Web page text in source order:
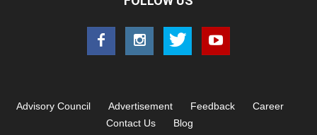
Advisory Council Advertisement Feedback
Career
Contact Us
Blog